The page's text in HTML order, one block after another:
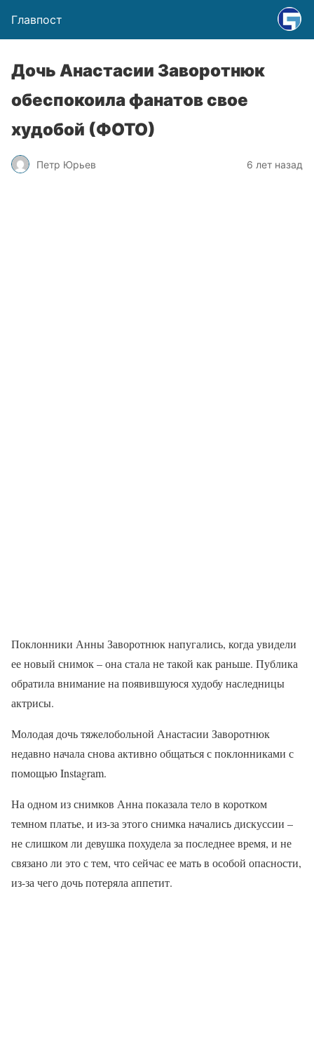
Главпост
Дочь Анастасии Заворотнюк
обеспокоила фанатов свое
худобой (ФОТО)
Петр Юрьев 6 лет назад
Поклонники Анны Заворотнюк напугались, когда увидели
ее новый снимок – она стала не такой как раньше. Публика
обратила внимание на появившуюся худобу наследницы
актрисы.
Молодая дочь тяжелобольной Анастасии Заворотнюк
недавно начала снова активно общаться с поклонниками с
помощью Instagram.
На одном из снимков Анна показала тело в коротком
темном платье, и из-за этого снимка начались дискуссии –
не слишком ли девушка похудела за последнее время, и не
связано ли это с тем, что сейчас ее мать в особой опасности,
из-за чего дочь потеряла аппетит.